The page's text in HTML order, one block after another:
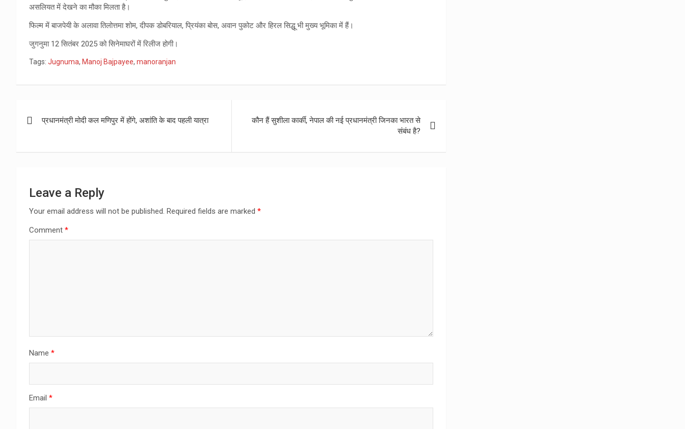
असलियत में देखने का मौका मिलता है।
फिल्म में बाजपेयी के अलावा तिलोत्तमा शोम, दीपक डोबरियाल, प्रियंका बोस, अवान पुकोट और हिरल सिद्धू भी मुख्य भूमिका में हैं।
जुगनुमा 12 सितंबर 2025 को सिनेमाघरों में रिलीज होगी।
Tags: Jugnuma, Manoj Bajpayee, manoranjan
navigation
प्रधानमंत्री मोदी कल मणिपुर में होंगे, अशांति के बाद पहली यात्रा
कौन हैं सुशीला कार्की, नेपाल की नई प्रधानमंत्री जिनका भारत से
संबंध है?
Leave a Reply
Your email address will not be published. Required fields are marked *
Comment *
Name *
Email *